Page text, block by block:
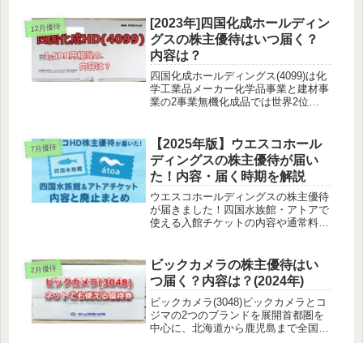
12月優待
[2023年]四国化成ホールディン
グスの株主優待はいつ届く？
内容は？
四国化成ホールディングス(4099)は化
学工業品メーカー化学品事業と建材事
業の2事業無機化成品では世界2位
主優待について四国化成HDからは自
社商品や特産品がもらえます。...
7月優待
【2025年版】ウエスコホール
ディングスの株主優待が届い
た！内容・届く時期を解説
ウエスコホールディングスの株主優待
が届きました！四国水族館・アトアで
使える入館チケットの内容や通常料
2月優待
ビックカメラの株主優待はい
つ届く？内容は？(2024年)
ビックカメラ(3048)ビックカメラとコ
ジマの2つのブランドを展開首都圏を
中心に、北海道から鹿児島まで全国に